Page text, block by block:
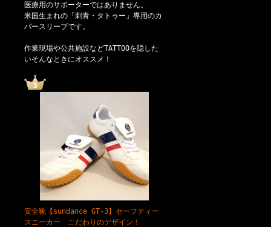
医療用のサポーターではありません。
米国生まれの「刺青・タトゥー」専用のカ
バースリーブです。
作業現場や公共施設などTATTOOを隠した
いそんなときにオススメ！
安全靴【sundance GT-3】セーフティー
スニーカー こだわりのデザイン！